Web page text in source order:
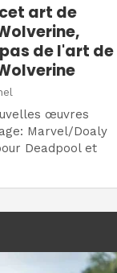
art de
de l'art de
œuvres
Marvel/Doaly
Deadpool et